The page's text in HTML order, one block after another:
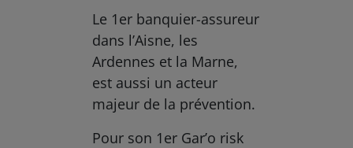
Le 1er banquier-assureur
dans l’Aisne, les
Ardennes et la Marne,
est aussi un acteur
majeur de la prévention.
Pour son 1er Gar’o risk